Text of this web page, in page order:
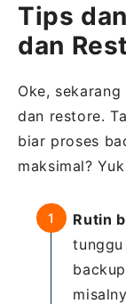
Tips
dan
Oke,
dan restore.
biar proses
maksimal?
Rutin